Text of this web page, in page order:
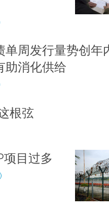
单周发行量势创年
助消化供给
根弦
项目过多